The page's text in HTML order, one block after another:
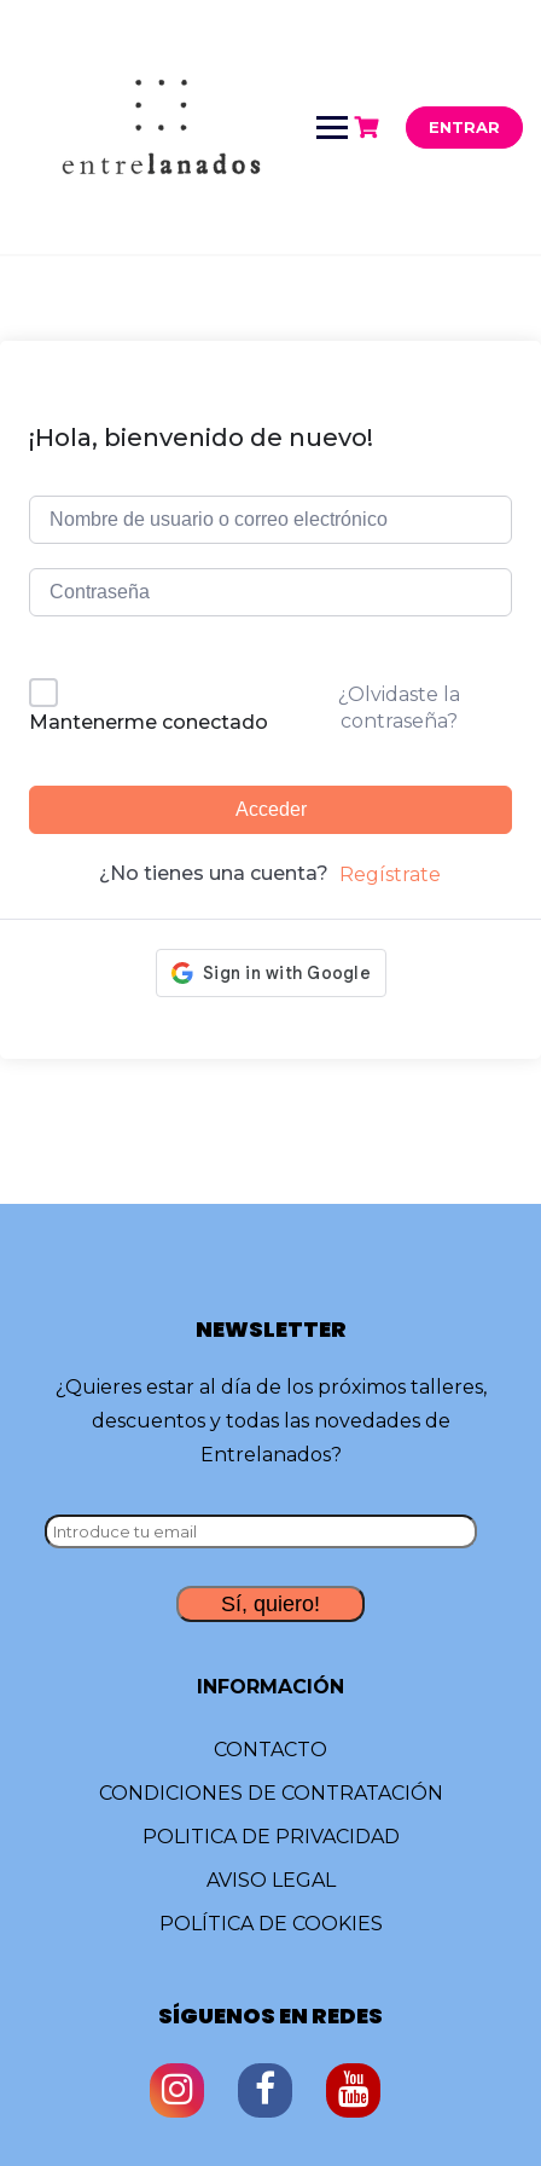
ENTRAR
¡Hola, bienvenido de nuevo!
Mantenerme conectado
¿Olvidaste la
contraseña?
Acceder
¿No tienes una cuenta? Regístrate
NEWSLETTER
¿Quieres estar al día de los próximos talleres,
descuentos y todas las novedades de
Entrelanados?
INFORMACIÓN
CONTACTO
CONDICIONES DE CONTRATACIÓN
POLITICA DE PRIVACIDAD
AVISO LEGAL
POLÍTICA DE COOKIES
SÍGUENOS EN REDES